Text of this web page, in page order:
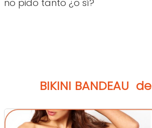
no pido tanto ¿o sí?
BIKINI BANDEAU de